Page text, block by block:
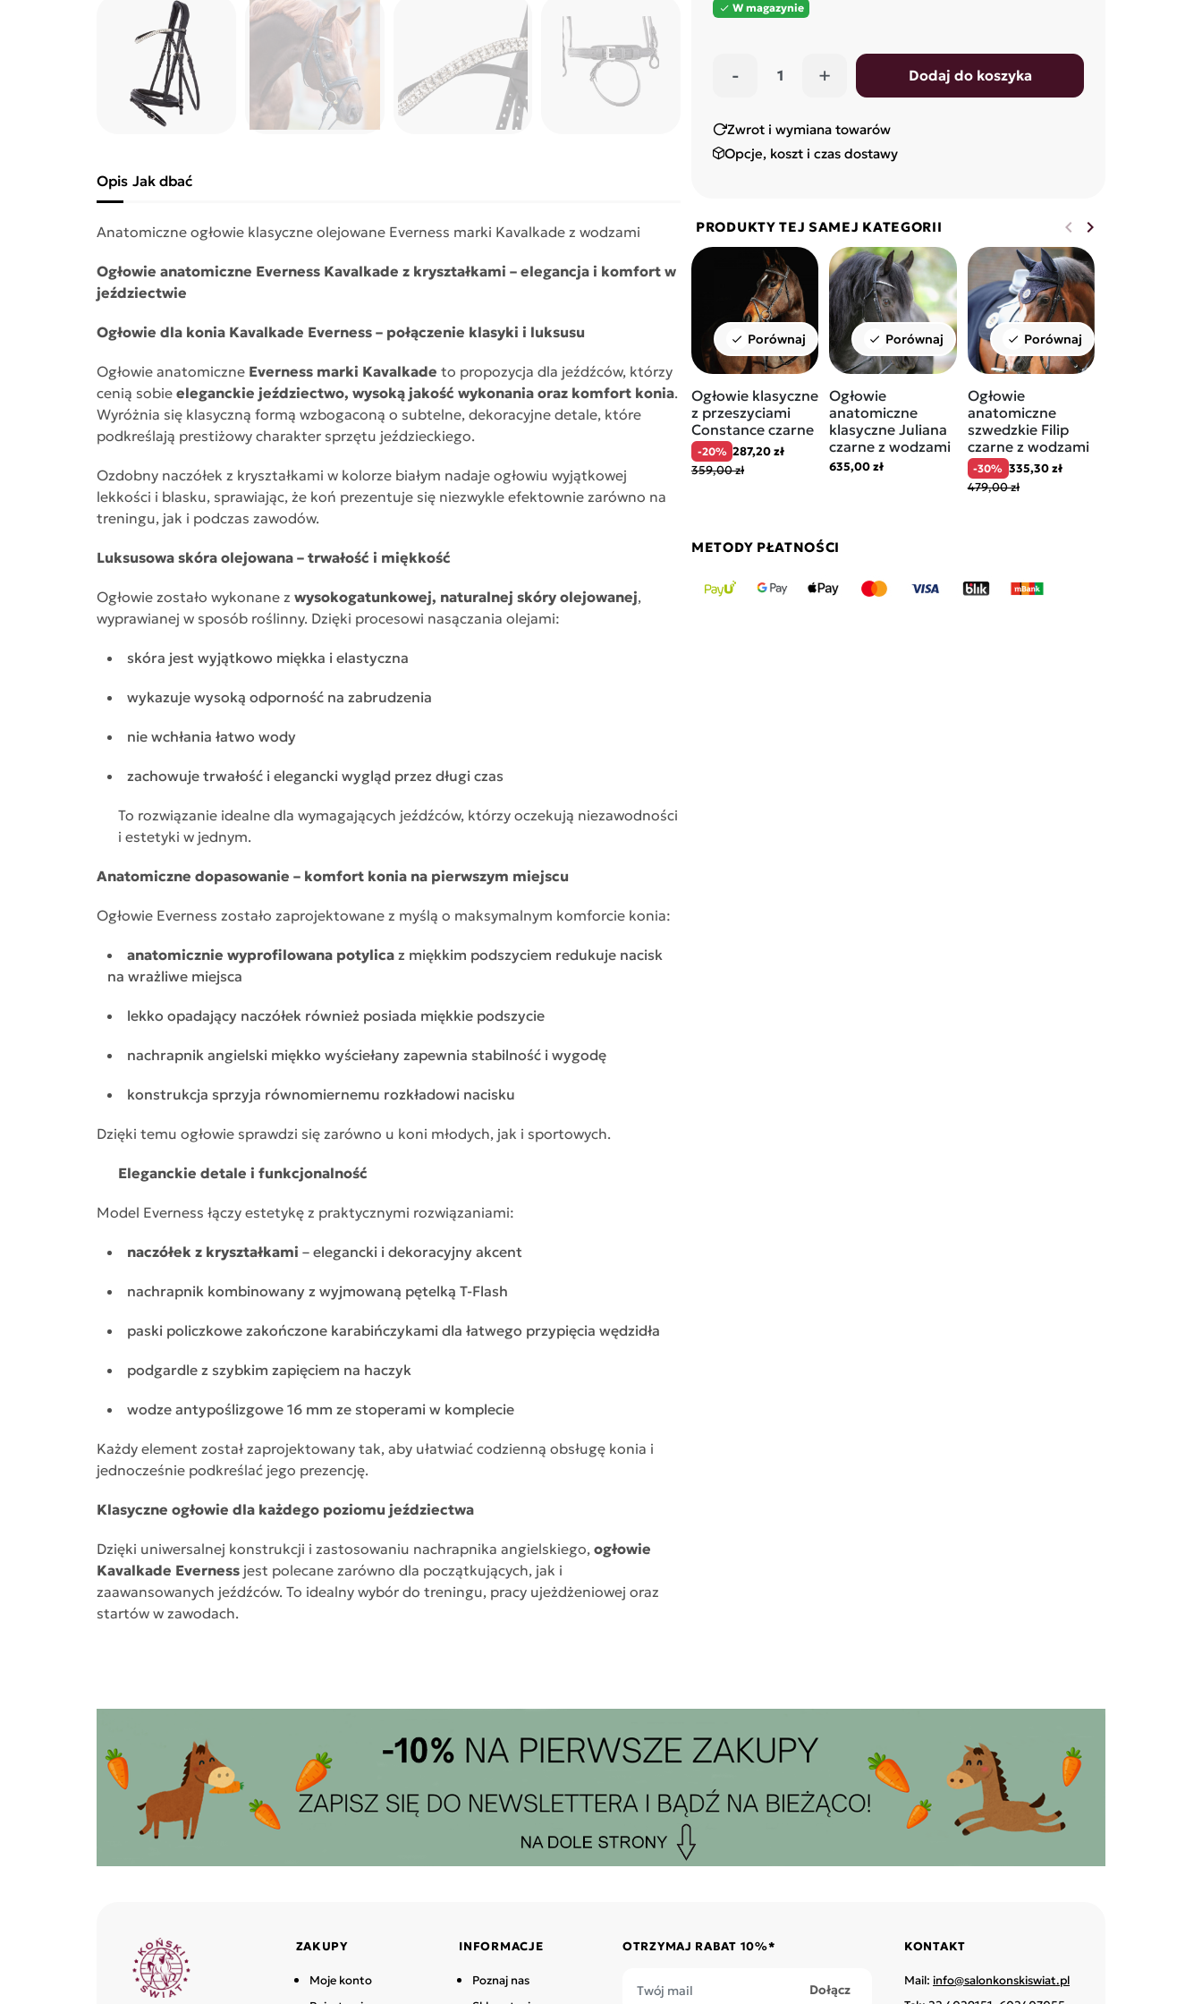
Opis Jak dbać
Anatomiczne ogłowie klasyczne olejowane Everness marki Kavalkade z wodzami
Ogłowie anatomiczne Everness Kavalkade z kryształkami – elegancja i komfort w
jeździectwie
Ogłowie dla konia Kavalkade Everness – połączenie klasyki i luksusu
Ogłowie anatomiczne Everness marki Kavalkade to propozycja dla jeźdźców, którzy
cenią sobie eleganckie jeździectwo, wysoką jakość wykonania oraz komfort konia.
Wyróżnia się klasyczną formą wzbogaconą o subtelne, dekoracyjne detale, które
podkreślają prestiżowy charakter sprzętu jeździeckiego.
Ozdobny naczółek z kryształkami w kolorze białym nadaje ogłowiu wyjątkowej
lekkości i blasku, sprawiając, że koń prezentuje się niezwykle efektownie zarówno na
treningu, jak i podczas zawodów.
Luksusowa skóra olejowana – trwałość i miękkość
Ogłowie zostało wykonane z wysokogatunkowej, naturalnej skóry olejowanej,
wyprawianej w sposób roślinny. Dzięki procesowi nasączania olejami:
skóra jest wyjątkowo miękka i elastyczna
wykazuje wysoką odporność na zabrudzenia
nie wchłania łatwo wody
zachowuje trwałość i elegancki wygląd przez długi czas
To rozwiązanie idealne dla wymagających jeźdźców, którzy oczekują niezawodności
i estetyki w jednym.
Anatomiczne dopasowanie – komfort konia na pierwszym miejscu
Ogłowie Everness zostało zaprojektowane z myślą o maksymalnym komforcie konia:
anatomicznie wyprofilowana potylica z miękkim podszyciem redukuje nacisk
na wrażliwe miejsca
lekko opadający naczółek również posiada miękkie podszycie
nachrapnik angielski miękko wyściełany zapewnia stabilność i wygodę
konstrukcja sprzyja równomiernemu rozkładowi nacisku
Dzięki temu ogłowie sprawdzi się zarówno u koni młodych, jak i sportowych.
Eleganckie detale i funkcjonalność
Model Everness łączy estetykę z praktycznymi rozwiązaniami:
naczółek z kryształkami – elegancki i dekoracyjny akcent
nachrapnik kombinowany z wyjmowaną pętelką T-Flash
paski policzkowe zakończone karabińczykami dla łatwego przypięcia wędzidła
podgardle z szybkim zapięciem na haczyk
wodze antypoślizgowe 16 mm ze stoperami w komplecie
Każdy element został zaprojektowany tak, aby ułatwiać codzienną obsługę konia i
jednocześnie podkreślać jego prezencję.
Klasyczne ogłowie dla każdego poziomu jeździectwa
Dzięki uniwersalnej konstrukcji i zastosowaniu nachrapnika angielskiego, ogłowie
Kavalkade Everness jest polecane zarówno dla początkujących, jak i
zaawansowanych jeźdźców. To idealny wybór do treningu, pracy ujeżdżeniowej oraz
startów w zawodach.
 W magazynie
- + Dodaj do koszyka
Zwrot i wymiana towarów
Opcje, koszt i czas dostawy
PRODUKTY TEJ SAMEJ KATEGORII
Poprzedni
keyboard_arrow_left Następny
keyboard_arrow_right
check Porównaj
Ogłowie klasyczne
z przeszyciami
Constance czarne
-20% 287,20 zł
359,00 zł
check Porównaj
Ogłowie
anatomiczne
klasyczne Juliana
czarne z wodzami
635,00 zł
check Porównaj
Ogłowie
anatomiczne
szwedzkie Filip
czarne z wodzami
-30% 335,30 zł
479,00 zł
METODY PŁATNOŚCI
ZAKUPY
Moje konto
INFORMACJE
Poznaj nas
OTRZYMAJ RABAT 10%* KONTAKT
Mail:info@salonkonskiswiat.pl